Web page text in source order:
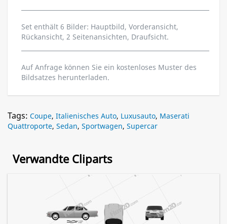
Set enthält 6 Bilder: Hauptbild, Vorderansicht,
Rückansicht, 2 Seitenansichten, Draufsicht.
Auf Anfrage können Sie ein kostenloses Muster des
Bildsatzes herunterladen.
Tags: Coupe, Italienisches Auto, Luxusauto, Maserati
Quattroporte, Sedan, Sportwagen, Supercar
Verwandte Cliparts